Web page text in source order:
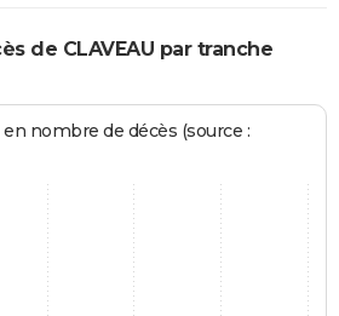
de CLAVEAU par tranche
nombre de décès (source :